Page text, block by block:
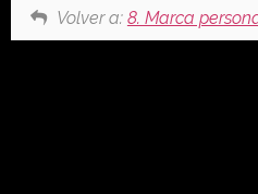
Volver a: 8. Marca